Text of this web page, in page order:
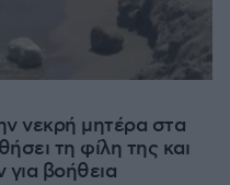
νεκρή μητέρα στα
τη φίλη της και
για βοήθεια